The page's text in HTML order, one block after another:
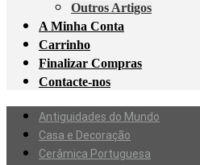
Outros Artigos
A Minha Conta
Carrinho
Finalizar Compras
Contacte-nos
Antiguidades do Mundo
Casa e Decoração
Cerâmica Portuguesa